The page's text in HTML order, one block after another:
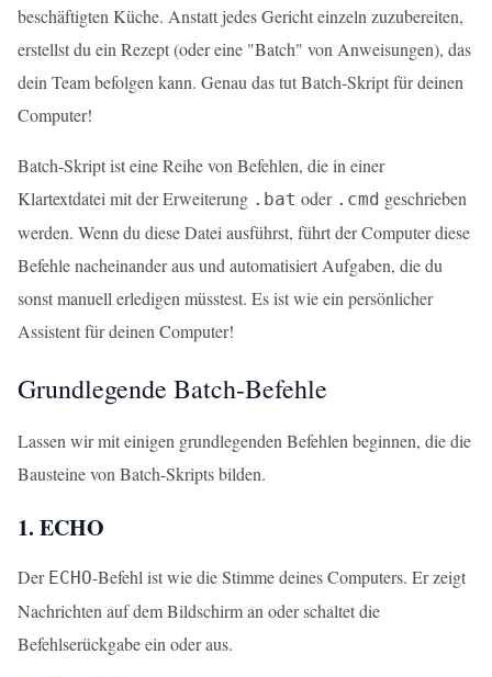
beschäftigten Küche. Anstatt jedes Gericht einzeln zuzubereiten,
erstellst du ein Rezept (oder eine "Batch" von Anweisungen), das
dein Team befolgen kann. Genau das tut Batch-Skript für deinen
Computer!
Batch-Skript ist eine Reihe von Befehlen, die in einer
Klartextdatei mit der Erweiterung .bat oder .cmd geschrieben
werden. Wenn du diese Datei ausführst, führt der Computer diese
Befehle nacheinander aus und automatisiert Aufgaben, die du
sonst manuell erledigen müsstest. Es ist wie ein persönlicher
Assistent für deinen Computer!
Grundlegende Batch-Befehle
Lassen wir mit einigen grundlegenden Befehlen beginnen, die die
Bausteine von Batch-Skripts bilden.
1. ECHO
Der ECHO-Befehl ist wie die Stimme deines Computers. Er zeigt
Nachrichten auf dem Bildschirm an oder schaltet die
Befehlserückgabe ein oder aus.